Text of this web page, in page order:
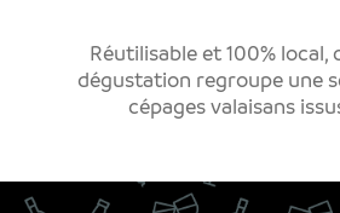
Réutilisable et 100% local,
dégustation regroupe une
cépages valaisans